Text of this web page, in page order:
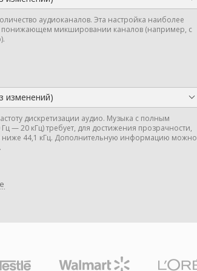
аудиоканалов. Эта настройка наиболее
понижающем микшировании каналов (например, с
изменений)
дискретизации аудио. Музыка с полным
— 20 кГц) требует, для достижения прозрачности,
ниже 44,1 кГц. Дополнительную информацию можно
.